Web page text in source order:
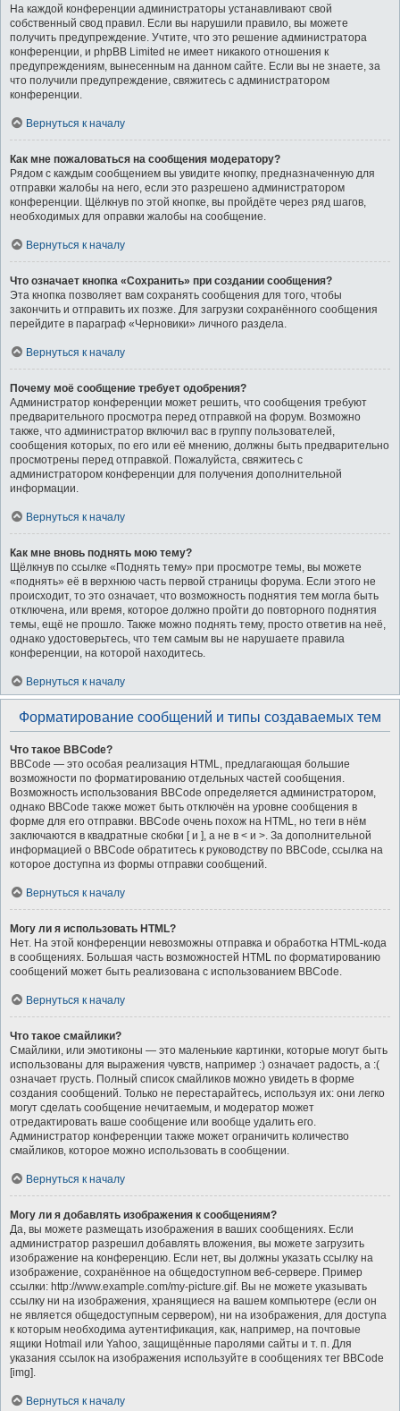
На каждой конференции администраторы устанавливают свой
собственный свод правил. Если вы нарушили правило, вы можете
получить предупреждение. Учтите, что это решение администратора
конференции, и phpBB Limited не имеет никакого отношения к
предупреждениям, вынесенным на данном сайте. Если вы не знаете, за
что получили предупреждение, свяжитесь с администратором
конференции.
Вернуться к началу
Как мне пожаловаться на сообщения модератору?
Рядом с каждым сообщением вы увидите кнопку, предназначенную для
отправки жалобы на него, если это разрешено администратором
конференции. Щёлкнув по этой кнопке, вы пройдёте через ряд шагов,
необходимых для оправки жалобы на сообщение.
Вернуться к началу
Что означает кнопка «Сохранить» при создании сообщения?
Эта кнопка позволяет вам сохранять сообщения для того, чтобы
закончить и отправить их позже. Для загрузки сохранённого сообщения
перейдите в параграф «Черновики» личного раздела.
Вернуться к началу
Почему моё сообщение требует одобрения?
Администратор конференции может решить, что сообщения требуют
предварительного просмотра перед отправкой на форум. Возможно
также, что администратор включил вас в группу пользователей,
сообщения которых, по его или её мнению, должны быть предварительно
просмотрены перед отправкой. Пожалуйста, свяжитесь с
администратором конференции для получения дополнительной
информации.
Вернуться к началу
Как мне вновь поднять мою тему?
Щёлкнув по ссылке «Поднять тему» при просмотре темы, вы можете
«поднять» её в верхнюю часть первой страницы форума. Если этого не
происходит, то это означает, что возможность поднятия тем могла быть
отключена, или время, которое должно пройти до повторного поднятия
темы, ещё не прошло. Также можно поднять тему, просто ответив на неё,
однако удостоверьтесь, что тем самым вы не нарушаете правила
конференции, на которой находитесь.
Вернуться к началу
Форматирование сообщений и типы создаваемых тем
Что такое BBCode?
BBCode — это особая реализация HTML, предлагающая большие
возможности по форматированию отдельных частей сообщения.
Возможность использования BBCode определяется администратором,
однако BBCode также может быть отключён на уровне сообщения в
форме для его отправки. BBCode очень похож на HTML, но теги в нём
заключаются в квадратные скобки [ и ], а не в < и >. За дополнительной
информацией о BBCode обратитесь к руководству по BBCode, ссылка на
которое доступна из формы отправки сообщений.
Вернуться к началу
Могу ли я использовать HTML?
Нет. На этой конференции невозможны отправка и обработка HTML-кода
в сообщениях. Большая часть возможностей HTML по форматированию
сообщений может быть реализована с использованием BBCode.
Вернуться к началу
Что такое смайлики?
Смайлики, или эмотиконы — это маленькие картинки, которые могут быть
использованы для выражения чувств, например :) означает радость, а :(
означает грусть. Полный список смайликов можно увидеть в форме
создания сообщений. Только не перестарайтесь, используя их: они легко
могут сделать сообщение нечитаемым, и модератор может
отредактировать ваше сообщение или вообще удалить его.
Администратор конференции также может ограничить количество
смайликов, которое можно использовать в сообщении.
Вернуться к началу
Могу ли я добавлять изображения к сообщениям?
Да, вы можете размещать изображения в ваших сообщениях. Если
администратор разрешил добавлять вложения, вы можете загрузить
изображение на конференцию. Если нет, вы должны указать ссылку на
изображение, сохранённое на общедоступном веб-сервере. Пример
ссылки: http://www.example.com/my-picture.gif. Вы не можете указывать
ссылку ни на изображения, хранящиеся на вашем компьютере (если он
не является общедоступным сервером), ни на изображения, для доступа
к которым необходима аутентификация, как, например, на почтовые
ящики Hotmail или Yahoo, защищённые паролями сайты и т. п. Для
указания ссылок на изображения используйте в сообщениях тег BBCode
[img].
Вернуться к началу